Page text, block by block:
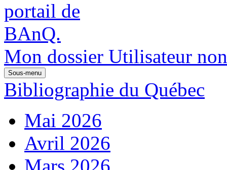
Mon dossier Utilisateur
Sous-menu
Bibliographie du Québec
Mai 2026
Avril 2026